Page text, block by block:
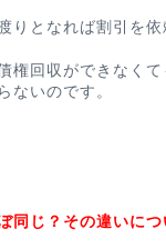
りとなれば割引を
権回収ができなく
ないのです。
同じ？その違いにつ